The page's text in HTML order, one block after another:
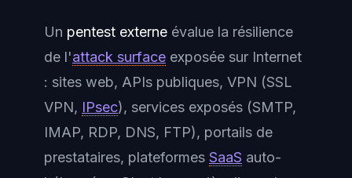
Un pentest externe évalue la résilience
de l'attack surface exposée sur Internet
: sites web, APIs publiques, VPN (SSL
VPN, IPsec), services exposés (SMTP,
IMAP, RDP, DNS, FTP), portails de
prestataires, plateformes SaaS auto-